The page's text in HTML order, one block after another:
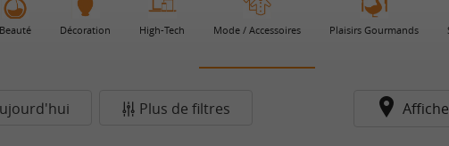
Beauté Décoration High-Tech Mode / Accessoires Plaisirs Gourmands
Plus de filtres